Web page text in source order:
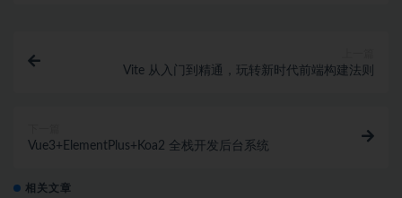
Vite 从入门到精通，玩转新时代前端构建法则
Vue3+ElementPlus+Koa2 全栈开发后台系统
相关文章